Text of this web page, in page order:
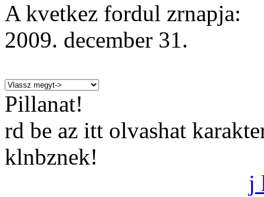
A kvetkez fordul zrnapja:
2009. december 31.
Pillanat!
rd be az itt olvashat
klnbznek!
j